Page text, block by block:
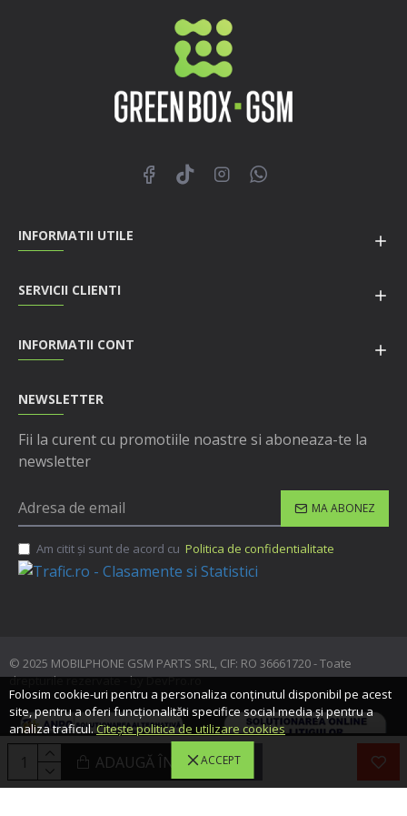
ADAUGĂ ÎN COŞ
INFORMATII UTILE
SERVICII CLIENTI
INFORMATII CONT
NEWSLETTER
Fii la curent cu promotiile noastre si aboneaza-te la
newsletter
MA ABONEZ
Am citit şi sunt de acord cu Politica de confidentialitate
© 2025 MOBILPHONE GSM PARTS SRL, CIF: RO 36661720 - Toate
drepturile rezervate - by DevPro.ro
ACCEPT
Folosim cookie-uri pentru a personaliza conținutul disponibil pe acest
site, pentru a oferi funcționalităti specifice social media și pentru a
analiza traficul.Citește politica de utilizare cookies